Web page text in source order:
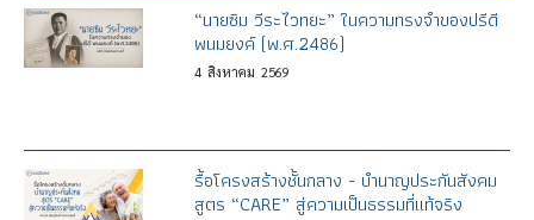
“นายซิม วีระไวทยะ” ในความทรงจำของปรีดี
พนมยงค์ (พ.ศ.2486)
4 สิงหาคม 2569
รื้อโครงสร้างชั้นกลาง - บำนาญประกันสังคม
สูตร “CARE” สู่ความเป็นธรรมที่แท้จริง